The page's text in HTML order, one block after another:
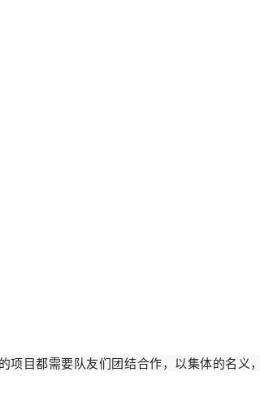
项目都需要队友们团结合作，以集体的名义